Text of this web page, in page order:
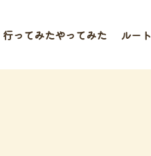
行ってみたやってみた ルート